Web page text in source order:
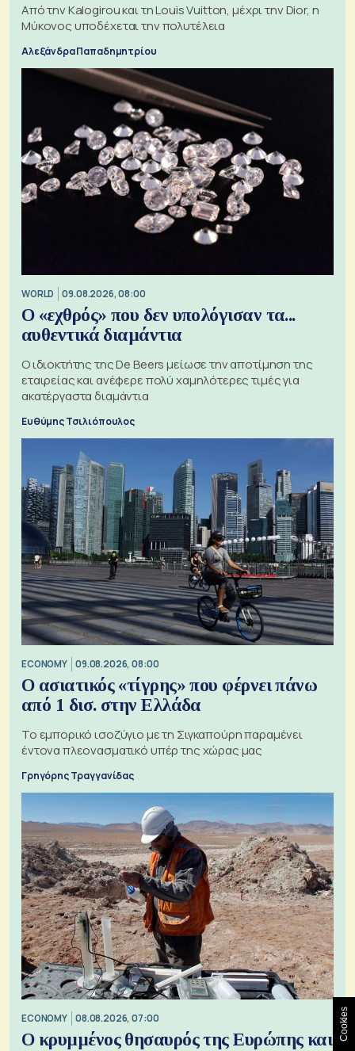
Από την Kalogirou και τη Louis Vuitton, μέχρι την Dior, η
Μύκονος υποδέχεται την πολυτέλεια
Αλεξάνδρα Παπαδημητρίου
WORLD 09.08.2026, 08:00
Ο «εχθρός» που δεν υπολόγισαν τα...
αυθεντικά διαμάντια
Ο ιδιοκτήτης της De Beers μείωσε την αποτίμηση της
εταιρείας και ανέφερε πολύ χαμηλότερες τιμές για
ακατέργαστα διαμάντια
Ευθύμης Τσιλιόπουλος
ECONOMY 09.08.2026, 08:00
Ο ασιατικός «τίγρης» που φέρνει πάνω
από 1 δισ. στην Ελλάδα
Το εμπορικό ισοζύγιο με τη Σιγκαπούρη παραμένει
έντονα πλεονασματικό υπέρ της χώρας μας
Γρηγόρης Τραγγανίδας
ECONOMY 08.08.2026, 07:00
Ο κρυμμένος θησαυρός της Ευρώπης και Cookies